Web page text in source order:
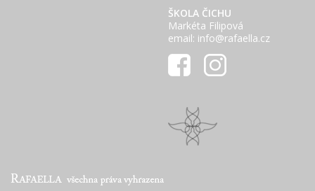
ŠKOLA ČICHU
Markéta Filipová
email: info@rafaella.cz